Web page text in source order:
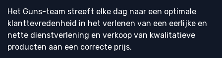
Het Guns-team streeft elke dag naar een optimale
klanttevredenheid in het verlenen van een eerlijke en
nette dienstverlening en verkoop van kwalitatieve
producten aan een correcte prijs.